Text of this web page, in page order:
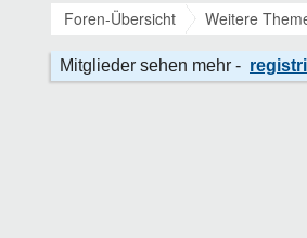
Foren-Übersicht Weitere